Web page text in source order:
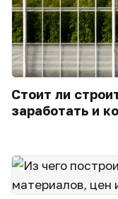
Стоит ли
заработать и